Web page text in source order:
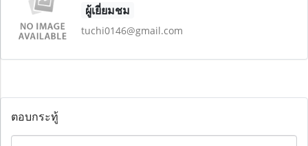
ผู้เยี่ยมชม
tuchi0146@gmail.com
ตอบกระทู้